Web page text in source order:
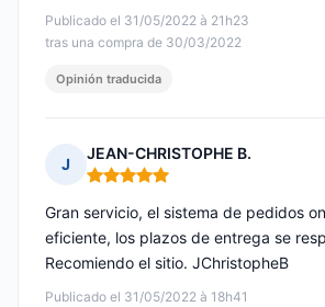
Publicado el 31/05/2022 à 21h23
tras una compra de 30/03/2022
Opinión traducida
J
JEAN-CHRISTOPHE B.
Nota: 5 de 5
Publicado el 31/05/2022 à 18h41
Gran servicio, el sistema de pedidos
eficiente, los plazos de entrega se
Recomiendo el sitio. JChristopheB